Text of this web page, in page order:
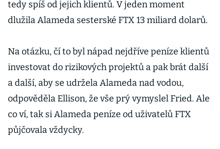
tedy spíš od jejich klientů. V jeden moment
dlužila Alameda sesterské FTX 13 miliard dolarů.
Na otázku, čí to byl nápad nejdříve peníze klientů
investovat do rizikových projektů a pak brát další
a další, aby se udržela Alameda nad vodou,
odpověděla Ellison, že vše prý vymyslel Fried. Ale
co ví, tak si Alameda peníze od uživatelů FTX
půjčovala vždycky.